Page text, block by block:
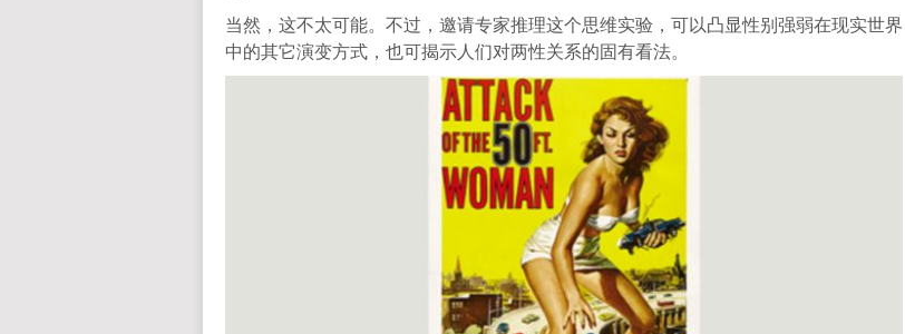
当然，这不太可能。不过，邀请专家推理这个思维实验，可以凸显性别强弱在现实世界
中的其它演变方式，也可揭示人们对两性关系的固有看法。